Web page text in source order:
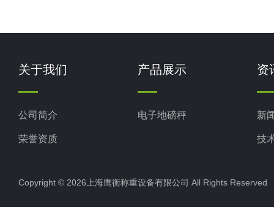
关于我们
公司简介
荣誉资质
产品展示
电子地磅秤
资
新
技
Copyright © 2026上海鹰衡称重设备有限公司 All Rights